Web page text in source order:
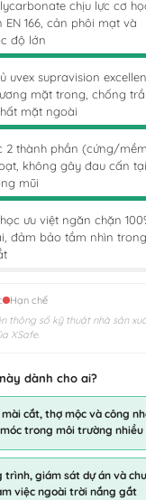
chịu lực cơ
166, cản phôi mạt và
độ lớn
uvex supravision
mặt trong, chống
mặt ngoài
2 thành phần (cứng/
không gây đau cấn tại
mũi
ưu việt ngăn chặn
đảm bảo tầm nhìn
Hạn chế
thông số kỹ thuật nhà sản
XSafe.
dành cho ai?
cắt, thợ mộc và công
trong môi trường
trình, giám sát dự án và
việc ngoài trời nắng gắt